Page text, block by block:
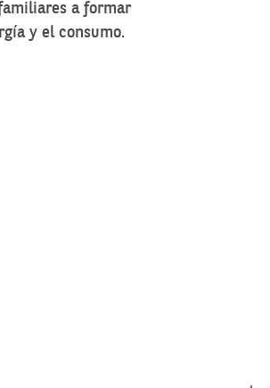
a formar
y el consumo.